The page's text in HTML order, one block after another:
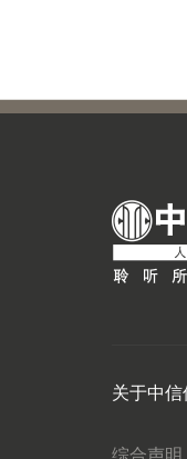
关于中信